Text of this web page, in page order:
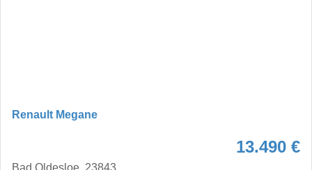
Renault Megane
13.490 €
Bad Oldesloe, 23843